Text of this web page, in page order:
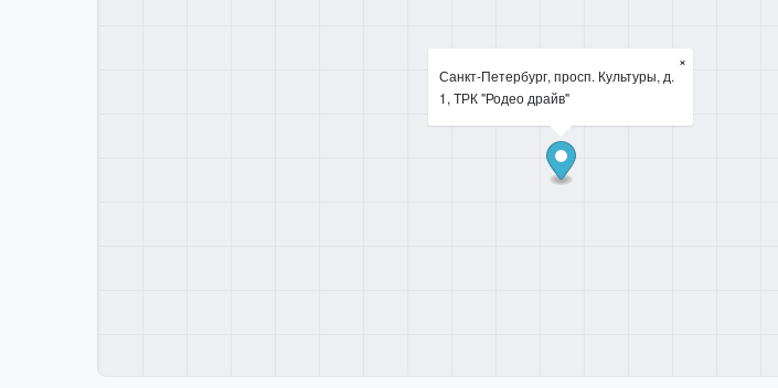
Санкт-Петербург, просп. Культуры, д.
1, ТРК "Родео драйв"
×